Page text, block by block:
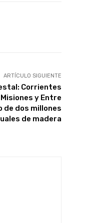
ARTÍCULO SIGUIENTE
Corrientes
y Entre
de dos millones
de madera